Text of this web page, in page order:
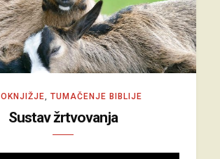
,TUMAČENJE BIBLIJE
Sustav žrtvovanja